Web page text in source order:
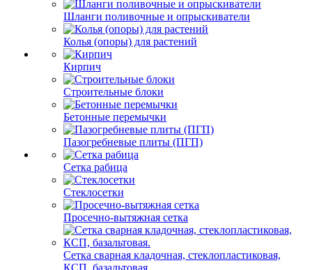
Шланги поливочные и опрыскиватели
Колья (опоры) для растений
Кирпич
Строительные блоки
Бетонные перемычки
Пазогребневые плиты (ПГП)
Сетка рабица
Стеклосетки
Просечно-вытяжная сетка
Сетка сварная кладочная, стеклопластиковая,
КСП, базальтовая.